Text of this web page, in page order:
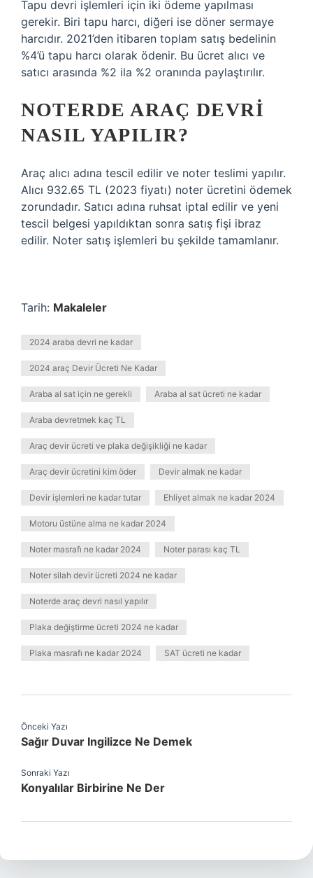
Tapu devri işlemleri için iki ödeme yapılması
gerekir. Biri tapu harcı, diğeri ise döner sermaye
harcıdır. 2021’den itibaren toplam satış bedelinin
%4’ü tapu harcı olarak ödenir. Bu ücret alıcı ve
satıcı arasında %2 ila %2 oranında paylaştırılır.
NOTERDE ARAÇ DEVRI
NASIL YAPILIR?
Araç alıcı adına tescil edilir ve noter teslimi yapılır.
Alıcı 932.65 TL (2023 fiyatı) noter ücretini ödemek
zorundadır. Satıcı adına ruhsat iptal edilir ve yeni
tescil belgesi yapıldıktan sonra satış fişi ibraz
edilir. Noter satış işlemleri bu şekilde tamamlanır.
Tarih: Makaleler
2024 araba devri ne kadar
2024 araç Devir Ücreti Ne Kadar
Araba al sat için ne gerekli Araba al sat ücreti ne kadar
Araba devretmek kaç TL
Araç devir ücreti ve plaka değişikliği ne kadar
Araç devir ücretini kim öder Devir almak ne kadar
Devir işlemleri ne kadar tutar Ehliyet almak ne kadar 2024
Motoru üstüne alma ne kadar 2024
Noter masrafı ne kadar 2024 Noter parası kaç TL
Noter silah devir ücreti 2024 ne kadar
Noterde araç devri nasıl yapılır
Plaka değiştirme ücreti 2024 ne kadar
Plaka masrafı ne kadar 2024 SAT ücreti ne kadar
Önceki Yazı
Sağır Duvar Ingilizce Ne Demek
Sonraki Yazı
Konyalılar Birbirine Ne Der